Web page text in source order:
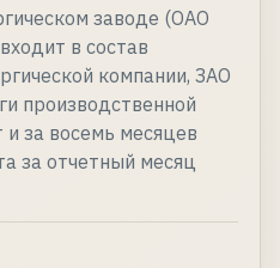
заводе (ОАО
в состав
компании, ЗАО
производственной
и за восемь месяцев
за отчетный месяц